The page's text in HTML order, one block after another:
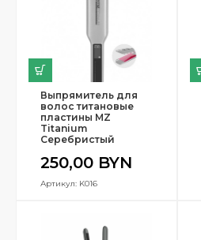
Выпрямитель для
волос титановые
пластины MZ
Titanium
Серебристый
250,00 BYN
Артикул: K016